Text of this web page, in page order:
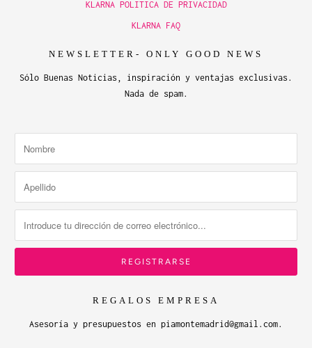
KLARNA POLITICA DE PRIVACIDAD
KLARNA FAQ
NEWSLETTER- ONLY GOOD NEWS
Sólo Buenas Noticias, inspiración y ventajas exclusivas.
Nada de spam.
REGALOS EMPRESA
Asesoría y presupuestos en piamontemadrid@gmail.com.